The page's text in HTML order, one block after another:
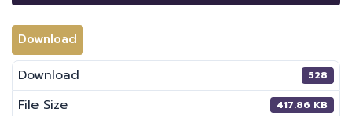
Download
Download 528
File Size 417.86 KB